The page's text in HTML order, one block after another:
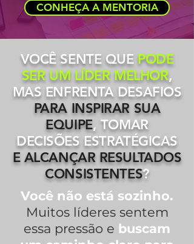
CONHEÇA A MENTORIA
VOCÊ SENTE QUE PODE
SER UM LÍDER MELHOR,
MAS ENFRENTA DESAFIOS
PARA INSPIRAR SUA
EQUIPE, TOMAR
DECISÕES ESTRATÉGICAS
E ALCANÇAR RESULTADOS
CONSISTENTES?
Você não está sozinho.
Muitos líderes sentem
essa pressão e buscam